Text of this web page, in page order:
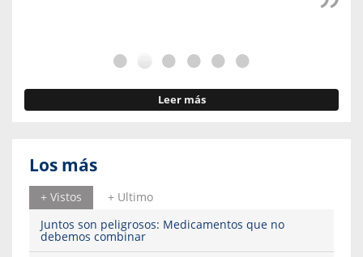
Leer más
Los más
+ Vistos
+ Ultimo
Juntos son peligrosos: Medicamentos que no
debemos combinar